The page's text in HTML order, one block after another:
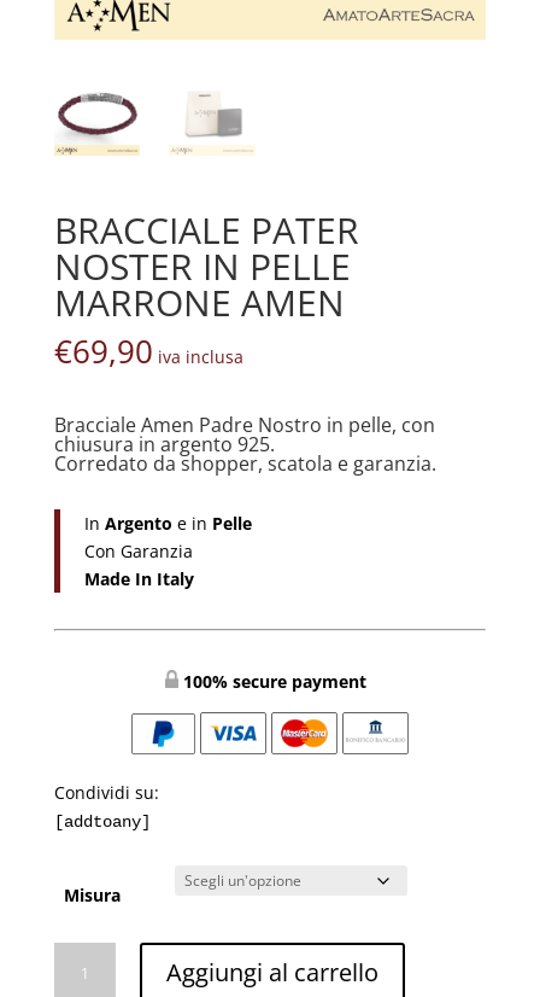
BRACCIALE PATER
NOSTER IN PELLE
MARRONE AMEN
€69,90 iva inclusa
Bracciale Amen Padre Nostro in pelle, con
chiusura in argento 925.
Corredato da shopper, scatola e garanzia.
In Argento e in Pelle
Con Garanzia
Made In Italy
100% secure payment
Condividi su:
[addtoany]
Misura
Pater
Aggiungi al carrello